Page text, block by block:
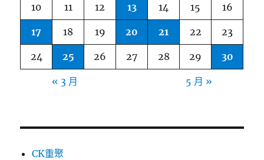
10 11 12 13 14 15 16
17 18 19 20 21 22 23
24 25 26 27 28 29 30
« 3 月 5 月 »
CK重聚